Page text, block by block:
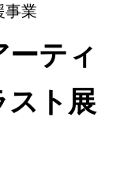
事業
ティ
ト展